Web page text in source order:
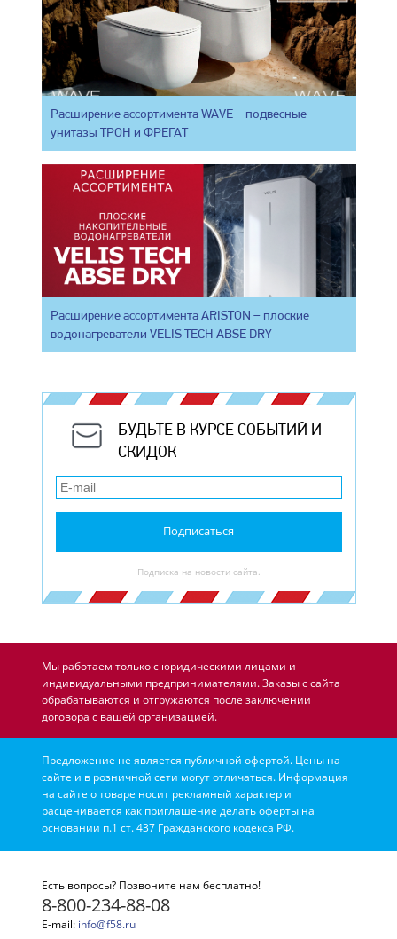
Расширение ассортимента WAVE – подвесные
унитазы ТРОН и ФРЕГАТ
Расширение ассортимента ARISTON – плоские
водонагреватели VELIS TECH ABSE DRY
БУДЬТЕ В КУРСЕ СОБЫТИЙ И
СКИДОК
Подписаться
Подписка на новости сайта.
Мы работаем только с юридическими лицами и
индивидуальными предпринимателями. Заказы с сайта
обрабатываются и отгружаются после заключении
договора с вашей организацией.
Предложение не является публичной офертой. Цены на
сайте и в розничной сети могут отличаться. Информация
на сайте о товаре носит рекламный характер и
расценивается как приглашение делать оферты на
основании п.1 ст. 437 Гражданского кодекса РФ.
Есть вопросы? Позвоните нам бесплатно!
8-800-234-88-08
E-mail: info@f58.ru